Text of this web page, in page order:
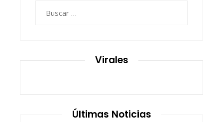
Virales
Últimas Noticias